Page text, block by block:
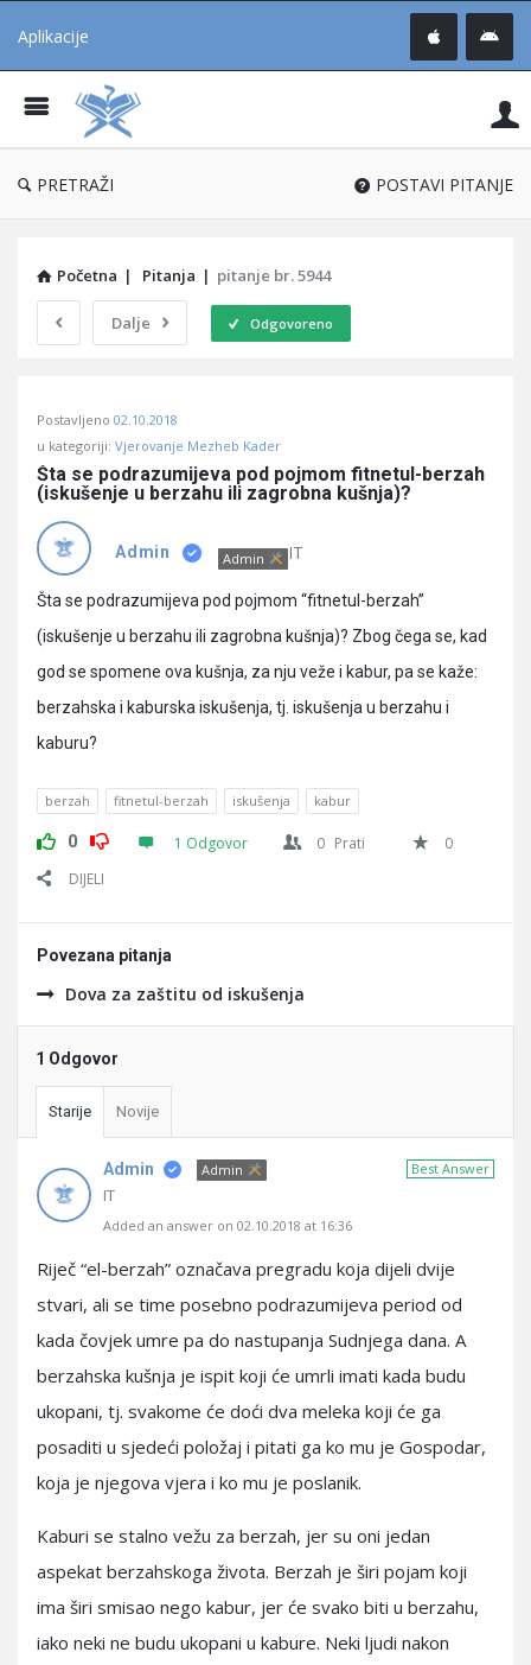
Aplikacije
®
PRETRAŽI POSTAVI PITANJE
Početna | Pitanja | pitanje br. 5944
Dalje Odgovoreno
Učene
Latest
Pitanja
Postavljeno 02.10.2018
u kategoriji: Vjerovanje Mezheb Kader
Šta se podrazumijeva pod pojmom fitnetul-berzah
(iskušenje u berzahu ili zagrobna kušnja)?
Admin Admin IT
Šta se podrazumijeva pod pojmom “fitnetul-berzah”
(iskušenje u berzahu ili zagrobna kušnja)? Zbog čega se, kad
god se spomene ova kušnja, za nju veže i kabur, pa se kaže:
berzahska i kaburska iskušenja, tj. iskušenja u berzahu i
kaburu?
berzah fitnetul-berzah iskušenja kabur
0 1 Odgovor 0 Prati
0
DIJELI
Povezana pitanja
Dova za zaštitu od iskušenja
1 Odgovor
Starije Novije
Best Answer
Admin Admin
IT
Added an answer on 02.10.2018 at 16:36
Riječ “el-berzah” označava pregradu koja dijeli dvije
stvari, ali se time posebno podrazumijeva period od
kada čovjek umre pa do nastupanja Sudnjega dana. A
berzahska kušnja je ispit koji će umrli imati kada budu
ukopani, tj. svakome će doći dva meleka koji će ga
posaditi u sjedeći položaj i pitati ga ko mu je Gospodar,
koja je njegova vjera i ko mu je poslanik.
Kaburi se stalno vežu za berzah, jer su oni jedan
aspekat berzahskoga života. Berzah je širi pojam koji
ima širi smisao nego kabur, jer će svako biti u berzahu,
iako neki ne budu ukopani u kabure. Neki ljudi nakon